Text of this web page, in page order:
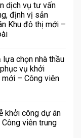
dịch vụ tư vấn
định vị sản
Khu đô thị mới –
chọn nhà thầu
vụ khởi
mới – Công viên
khởi công dự án
viên trung